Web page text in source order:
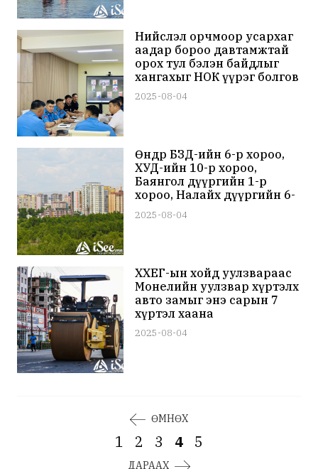
Нийслэл орчмоор усархаг
аадар бороо давтамжтай
орох тул бэлэн байдлыг
хангахыг НОК үүрэг болгов
2025-08-04
Өнөөдөр БЗД-ийн 6-р хороо,
ХУД-ийн 10-р хороо,
Баянгол дүүргийн 1-р
хороо, Налайх дүүргийн 6-
р хорооны цахилгааныг
хязгаарлана
2025-08-04
ХХЕГ-ын хойд уулзвараас
Монелийн уулзвар хүртэлх
авто замыг энэ сарын 7
хүртэл хаана
2025-08-04
ӨМНӨХ
1 2 3 4 5
ДАРААХ